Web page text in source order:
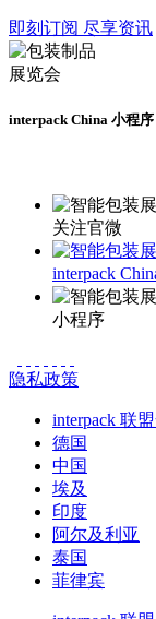
即刻订阅 尽享资讯
interpack China 小程序
关注官微
interpack
小程序
隐私政策
interpack 联
德国
中国
埃及
印度
阿尔及利亚
泰国
菲律宾